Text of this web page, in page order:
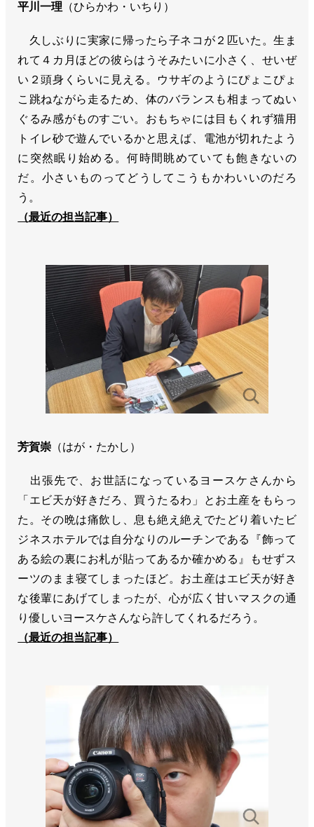
平川一理 （ひらかわ・いちり）
久しぶりに実家に帰ったら子ネコが２匹いた。生ま
れて４カ月ほどの彼らはうそみたいに小さく、せいぜ
い２頭身くらいに見える。ウサギのようにぴょこぴょ
こ跳ねながら走るため、体のバランスも相まってぬい
ぐるみ感がものすごい。おもちゃには目もくれず猫用
トイレ砂で遊んでいるかと思えば、電池が切れたよう
に突然眠り始める。何時間眺めていても飽きないの
だ。小さいものってどうしてこうもかわいいのだろ
う。
（最近の担当記事）
芳賀崇 （はが・たかし）
出張先で、お世話になっているヨースケさんから
「エビ天が好きだろ、買うたるわ」とお土産をもらっ
た。その晩は痛飲し、息も絶え絶えでたどり着いたビ
ジネスホテルでは自分なりのルーチンである『飾って
ある絵の裏にお札が貼ってあるか確かめる』もせずス
ーツのまま寝てしまったほど。お土産はエビ天が好き
な後輩にあげてしまったが、心が広く甘いマスクの通
り優しいヨースケさんなら許してくれるだろう。
（最近の担当記事）